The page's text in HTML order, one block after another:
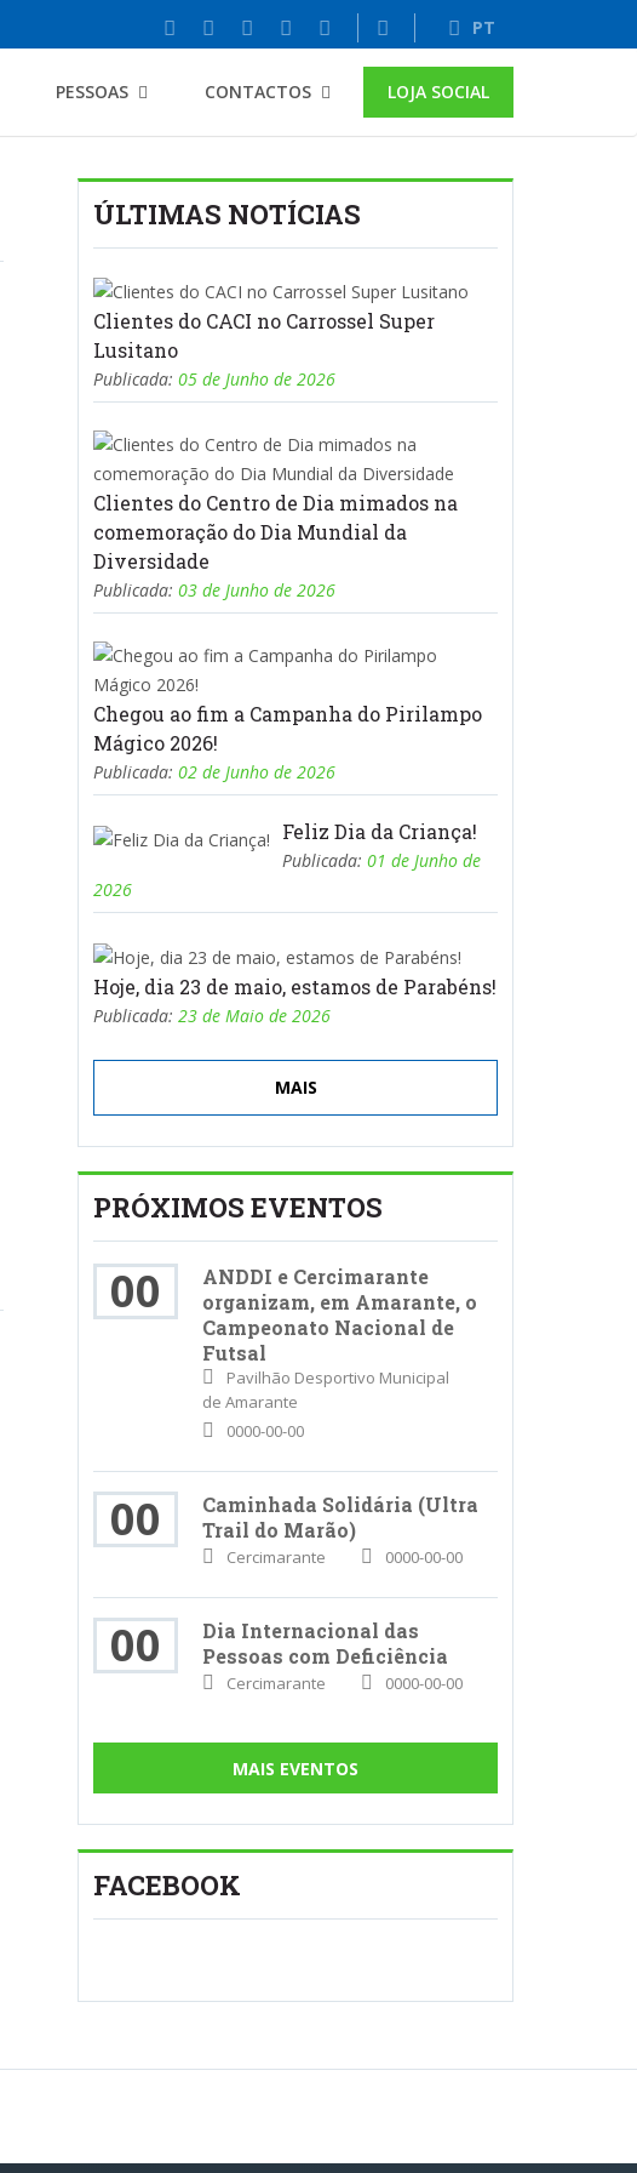
PT
PESSOAS CONTACTOS LOJA SOCIAL
ÚLTIMAS NOTÍCIAS
Clientes do CACI no Carrossel Super
Lusitano
Publicada: 05 de Junho de 2026
Clientes do Centro de Dia mimados na
comemoração do Dia Mundial da
Diversidade
Publicada: 03 de Junho de 2026
Chegou ao fim a Campanha do Pirilampo
Mágico 2026!
Publicada: 02 de Junho de 2026
Feliz Dia da Criança!
Publicada: 01 de Junho de
2026
Hoje, dia 23 de maio, estamos de Parabéns!
Publicada: 23 de Maio de 2026
MAIS
PRÓXIMOS EVENTOS
00
ANDDI e Cercimarante
organizam, em Amarante, o
Campeonato Nacional de
Futsal
Pavilhão Desportivo Municipal
de Amarante
0000-00-00
00
Caminhada Solidária (Ultra
Trail do Marão)
Cercimarante 0000-00-00
00
Dia Internacional das
Pessoas com Deficiência
Cercimarante 0000-00-00
MAIS EVENTOS
FACEBOOK